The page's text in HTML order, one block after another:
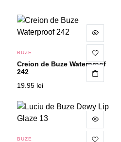
BUZE
Creion de Buze Waterproof
242
19.95 lei
BUZE